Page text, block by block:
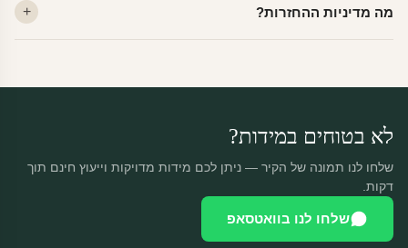
יוצאות באותו יום.
מה מדיניות ההחזרות?
לא בטוחים במידות?
שלחו לנו תמונה של הקיר — ניתן לכם מידות מדויקות וייעוץ חינם תוך
דקות.
שלחו לנו בוואטסאפ